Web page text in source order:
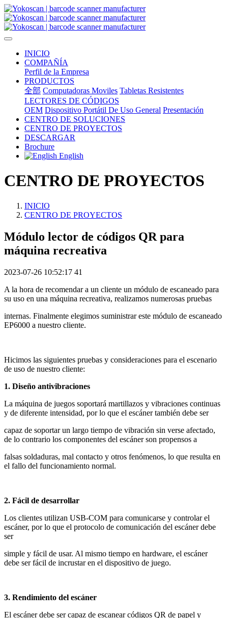
INICIO
COMPAÑÍA
Perfil de la Empresa
PRODUCTOS
全部 Computadoras Moviles Tabletas Resistentes
LECTORES DE CÓDIGOS
OEM Dispositivo Portátil De Uso General Presentación
CENTRO DE SOLUCIONES
CENTRO DE PROYECTOS
DESCARGAR
Brochure
English
CENTRO DE PROYECTOS
INICIO
CENTRO DE PROYECTOS
Módulo lector de códigos QR para
máquina recreativa
2023-07-26 10:52:17 41
A la hora de recomendar a un cliente un módulo de escaneado para
su uso en una máquina recreativa, realizamos numerosas pruebas
internas. Finalmente elegimos suministrar este módulo de escaneado
EP6000 a nuestro cliente.
Hicimos las siguientes pruebas y consideraciones para el escenario
de uso de nuestro cliente:
1. Diseño antivibraciones
La máquina de juegos soportará martillazos y vibraciones continuas
y de diferente intensidad, por lo que el escáner también debe ser
capaz de soportar un largo tiempo de vibración sin verse afectado,
de lo contrario los componentes del escáner son propensos a
falsas soldaduras, mal contacto y otros fenómenos, lo que resulta en
el fallo del funcionamiento normal.
2. Fácil de desarrollar
Los clientes utilizan USB-COM para comunicarse y controlar el
escáner, por lo que el protocolo de comunicación del escáner debe
ser
simple y fácil de usar. Al mismo tiempo en hardware, el escáner
debe ser fácil de incrustar en el dispositivo de juego.
3. Rendimiento del escáner
El escáner debe ser capaz de escanear códigos QR de papel y